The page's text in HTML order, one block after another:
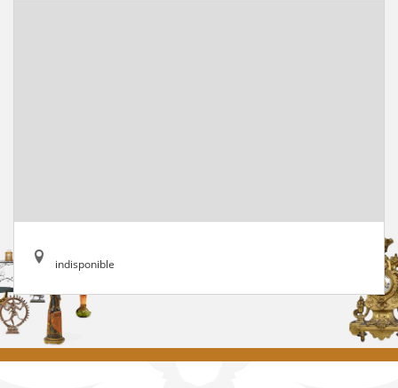
indisponible